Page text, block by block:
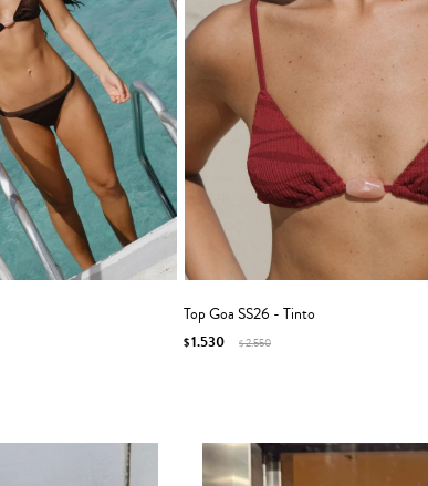
Top Goa SS26 - Tinto
$1.530 $2.550